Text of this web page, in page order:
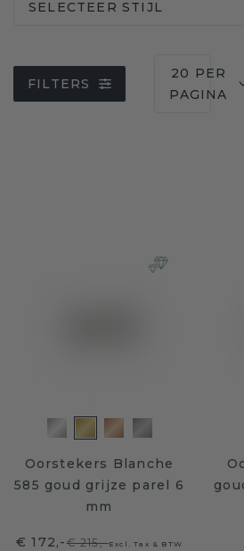
SELECTEER STIJL
FILTERS
20 PER
PAGINA
Oorstekers Blanche
585 goud grijze parel 6
mm
€ 172,-€ 215,-Excl. Tax & BTW